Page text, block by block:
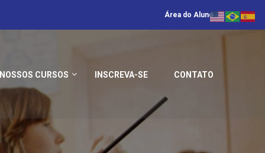
Área do Aluno
NOSSOS CURSOS INSCREVA-SE CONTATO